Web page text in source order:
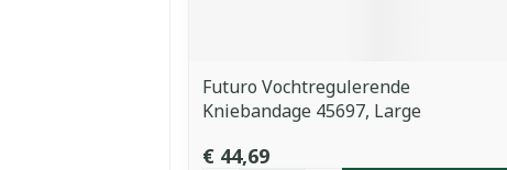
Futuro Vochtregulerende
Kniebandage 45697, Large
€ 44,69